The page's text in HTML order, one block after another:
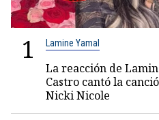
1 Lamine Yamal
La reacción de
Castro cantó la
Nicki Nicole